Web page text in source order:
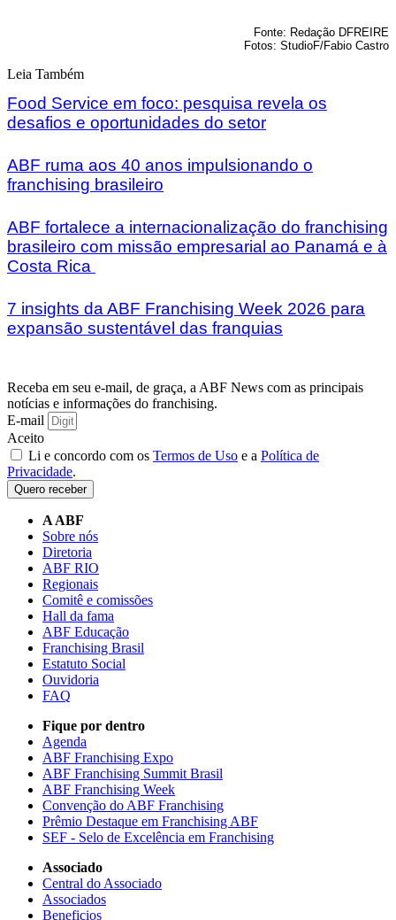
Fonte: Redação DFREIRE
Fotos: StudioF/Fabio Castro
Leia Também
Food Service em foco: pesquisa revela os
desafios e oportunidades do setor
ABF ruma aos 40 anos impulsionando o
franchising brasileiro
ABF fortalece a internacionalização do franchising
brasileiro com missão empresarial ao Panamá e à
Costa Rica
7 insights da ABF Franchising Week 2026 para
expansão sustentável das franquias
Receba em seu e-mail, de graça, a ABF News com as principais
notícias e informações do franchising.
E-mail
Aceito
Li e concordo com os Termos de Uso e a Política de
Privacidade.
Quero receber
A ABF
Sobre nós
Diretoria
ABF RIO
Regionais
Comitê e comissões
Hall da fama
ABF Educação
Franchising Brasil
Estatuto Social
Ouvidoria
FAQ
Fique por dentro
Agenda
ABF Franchising Expo
ABF Franchising Summit Brasil
ABF Franchising Week
Convenção do ABF Franchising
Prêmio Destaque em Franchising ABF
SEF - Selo de Excelência em Franchising
Associado
Central do Associado
Associados
Beneficios